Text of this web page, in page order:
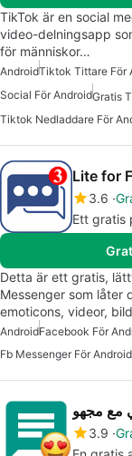
TikTok är en social
video-delningsapp
för människor…
AndroidTiktok Tittare För
Social För AndroidGratis
Tiktok Nedladdare För
Lite for
3.6
Ett gratis
Detta är ett gratis,
Messenger som låter
emoticons, videor,
AndroidFacebook För
Fb Messenger För Android
مع مجهو
3.9